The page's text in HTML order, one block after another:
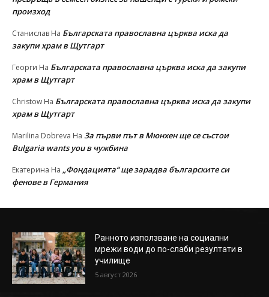
произход
Станислав На Българската православна църква иска да
закупи храм в Щутгарт
Георги На Българската православна църква иска да закупи
храм в Щутгарт
Christow На Българската православна църква иска да закупи
храм в Щутгарт
Marilina Dobreva На За първи път в Мюнхен ще се състои
Bulgaria wants you в чужбина
Екатерина На „Фондацията“ ще зарадва българските си
фенове в Германия
Ранното използване на социални
мрежи води до по-слаби резултати в
училище
5 август 2026